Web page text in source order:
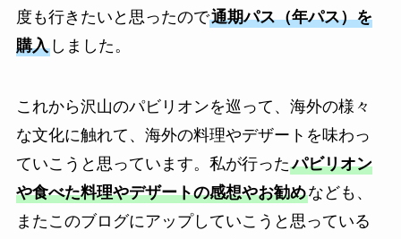
度も行きたいと思ったので通期パス（年パス）を
購入しました。
これから沢山のパビリオンを巡って、海外の様々
な文化に触れて、海外の料理やデザートを味わっ
ていこうと思っています。私が行ったパビリオン
や食べた料理やデザートの感想やお勧めなども、
またこのブログにアップしていこうと思っている